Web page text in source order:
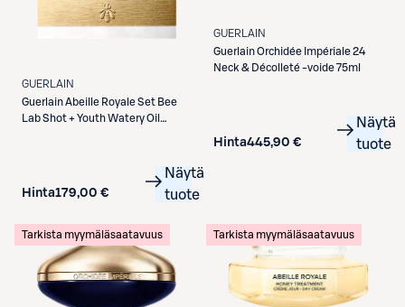
GUERLAIN
GuerlainAbeille Royale Set Bee
Lab Shot + Youth Watery Oil
Hinta179,00 €
Näytä
tuote
GUERLAIN
GuerlainOrchidée Impériale 24
Neck & Décolleté -voide 75ml
Hinta445,90 €
Näytä
tuote
Tarkista myymäläsaatavuus Tarkista myymäläsaatavuus